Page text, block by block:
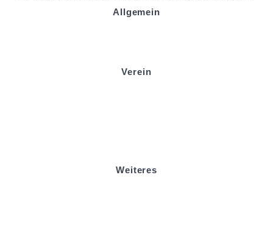
Allgemein
Verein
Weiteres